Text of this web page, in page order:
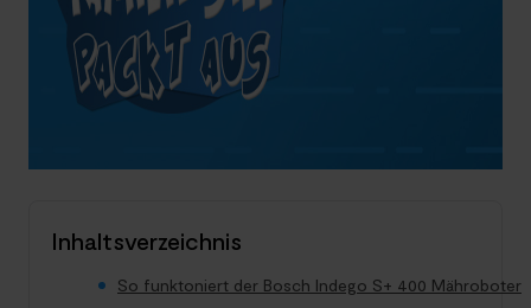
Inhaltsverzeichnis
So funktoniert der Bosch Indego S+ 400 Mähroboter